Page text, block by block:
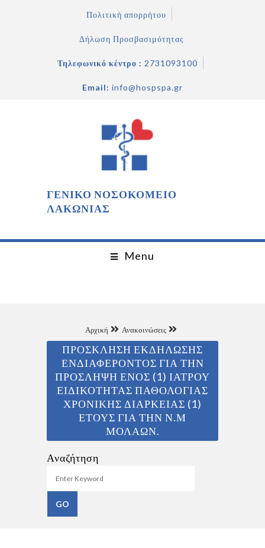
Πολιτική απορρήτου
Δήλωση Προσβασιμότητας
Τηλεφωνικό κέντρο : 2731093100
Email: info@hospspa.gr
ΓΕΝΙΚΟ ΝΟΣΟΚΟΜΕΙΟ
ΛΑΚΩΝΙΑΣ
Menu
Αρχική Ανακοινώσεις
ΠΡΟΣΚΛΗΣΗ ΕΚΔΗΛΩΣΗΣ
ΕΝΔΙΑΦΕΡΟΝΤΟΣ ΓΙΑ ΤΗΝ
ΠΡΟΣΛΗΨΗ ΕΝΟΣ (1) ΙΑΤΡΟΥ
ΕΙΔΙΚΟΤΗΤΑΣ ΠΑΘΟΛΟΓΙΑΣ
ΧΡΟΝΙΚΗΣ ΔΙΑΡΚΕΙΑΣ (1)
ΕΤΟΥΣ ΓΙΑ ΤΗΝ Ν.Μ
ΜΟΛΑΩΝ.
Αναζήτηση